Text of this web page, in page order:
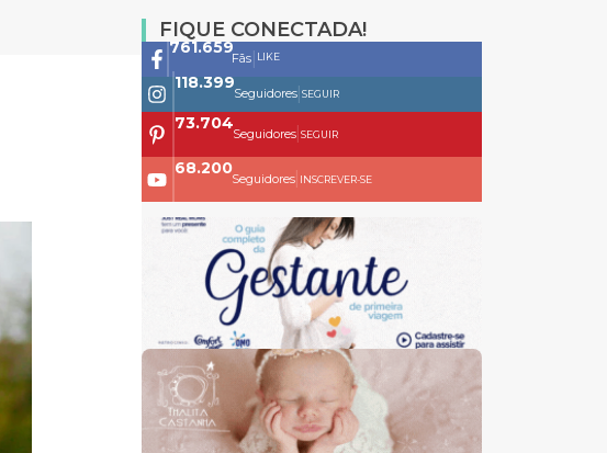
FIQUE CONECTADA!
761.659
Fãs LIKE
118.399
Seguidores| SEGUIR
73.704
Seguidores| SEGUIR
68.200
Seguidores| INSCREVER-SE